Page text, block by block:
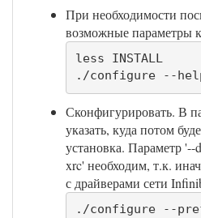
При необходимости
возможные параметры
less INSTALL
./configure --
Сконфигурировать. В
указать, куда потом
установка. Параметр '--
xrc' необходим, т.к.
с драйверами сети
./configure --